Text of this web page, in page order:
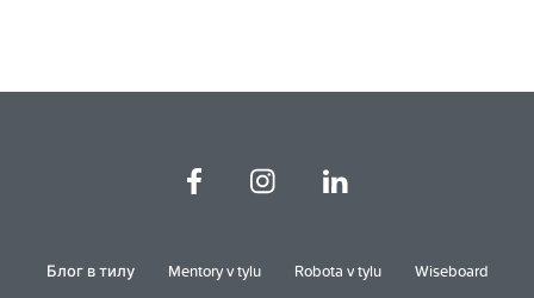
Блог в тилу Mentory v tylu Robota v tylu Wiseboard